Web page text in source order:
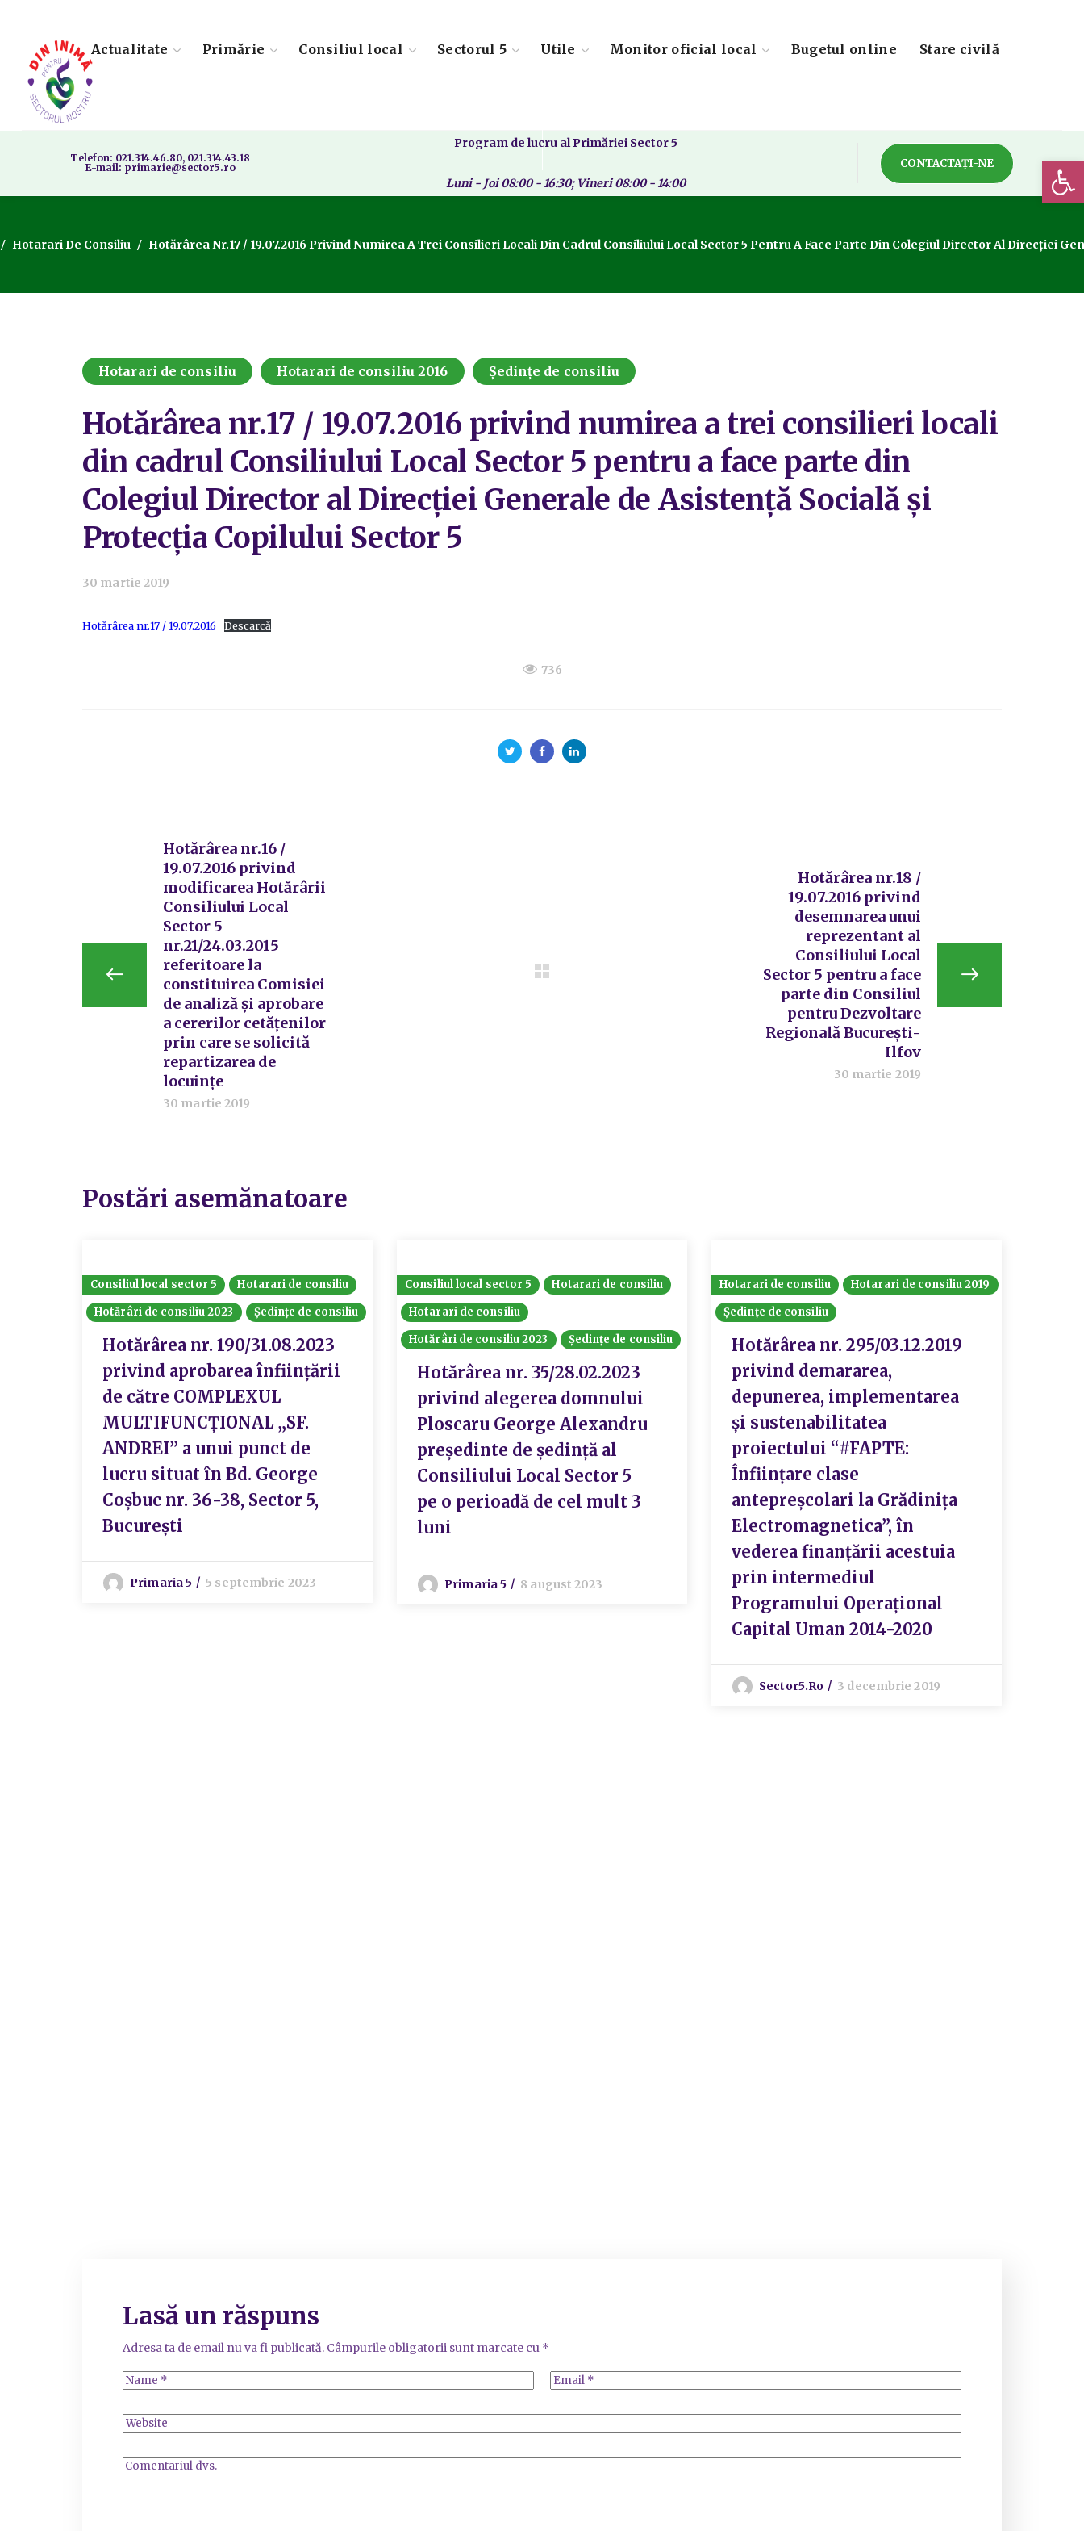
Actualitate Primărie Consiliul local Sectorul 5 Utile Monitor oficial local Bugetul online Stare civilă
Telefon: 021.314.46.80, 021.314.43.18
E-mail: primarie@sector5.ro
Program de lucru al Primăriei Sector 5
Luni - Joi 08:00 - 16:30; Vineri 08:00 - 14:00
CONTACTAȚI-NE
Hotarari De Consiliu Hotărârea Nr.17 / 19.07.2016 Privind Numirea A Trei Consilieri Locali Din Cadrul Consiliului Local Sector 5 Pentru A Face Parte Din Colegiul Director Al Direcției
Hotarari de consiliu Hotarari de consiliu 2016 Ședințe de consiliu
Hotărârea nr.17 / 19.07.2016 privind numirea a trei consilieri locali
din cadrul Consiliului Local Sector 5 pentru a face parte din
Colegiul Director al Direcției Generale de Asistență Socială și
Protecția Copilului Sector 5
30 martie 2019
Hotărârea nr.17 / 19.07.2016 Descarcă
736
Hotărârea nr.16 /
19.07.2016 privind
modificarea Hotărârii
Consiliului Local
Sector 5
nr.21/24.03.2015
referitoare la
constituirea Comisiei
de analiză și aprobare
a cererilor cetățenilor
prin care se solicită
repartizarea de
locuințe
30 martie 2019
Hotărârea nr.18 /
19.07.2016 privind
desemnarea unui
reprezentant al
Consiliului Local
Sector 5 pentru a face
parte din Consiliul
pentru Dezvoltare
Regională București-
Ilfov
30 martie 2019
Postări asemănatoare
Consiliul local sector 5
Hotarari de consiliu
Hotărâri de consiliu 2023
Ședințe de consiliu
Hotărârea nr. 190/31.08.2023
privind aprobarea înființării
de către COMPLEXUL
MULTIFUNCȚIONAL „SF.
ANDREI” a unui punct de
lucru situat în Bd. George
Coșbuc nr. 36-38, Sector 5,
București
Primaria 5 5 septembrie 2023
Consiliul local sector 5
Hotarari de consiliu
Hotarari de consiliu
Hotărâri de consiliu 2023
Ședințe de consiliu
Hotărârea nr. 35/28.02.2023
privind alegerea domnului
Ploscaru George Alexandru
preşedinte de şedinţă al
Consiliului Local Sector 5
pe o perioadă de cel mult 3
luni
Primaria 5 8 august 2023
Hotarari de consiliu
Hotarari de consiliu 2019
Ședințe de consiliu
Hotărârea nr. 295/03.12.2019
privind demararea,
depunerea, implementarea
și sustenabilitatea
proiectului “#FAPTE:
Înființare clase
antepreșcolari la Grădinița
Electromagnetica”, în
vederea finanțării acestuia
prin intermediul
Programului Operațional
Capital Uman 2014-2020
Sector5.ro 3 decembrie 2019
Lasă un răspuns
Adresa ta de email nu va fi publicată. Câmpurile obligatorii sunt marcate cu *